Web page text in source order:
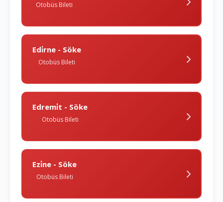
Otobüs Bileti
Edi̇rne - Söke
Otobüs Bileti
Edremi̇t - Söke
Otobüs Bileti
Ezi̇ne - Söke
Otobüs Bileti